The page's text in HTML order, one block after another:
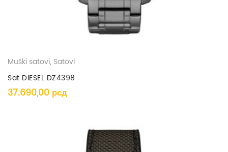
Muški satovi, Satovi
Sat DIESEL DZ4398
37.690,00 рсд